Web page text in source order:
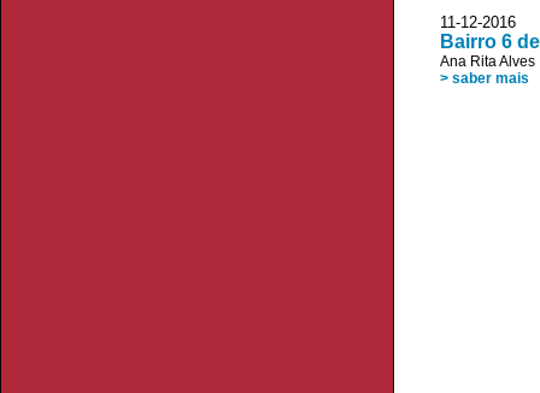
11-12-
Bairro 6
Ana Rita Alves
> saber mais